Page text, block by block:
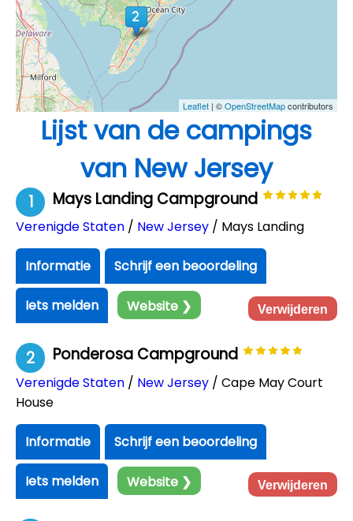
Leaflet | ©OpenStreetMapcontributors
Lijst van de campings
van New Jersey
1 Mays Landing Campground
Verenigde Staten / New Jersey / Mays Landing
Informatie Schrijf een beoordeling
Iets melden Website ❯ Verwijderen
2 Ponderosa Campground
Verenigde Staten / New Jersey / Cape May Court
House
Informatie Schrijf een beoordeling
Iets melden Website ❯ Verwijderen